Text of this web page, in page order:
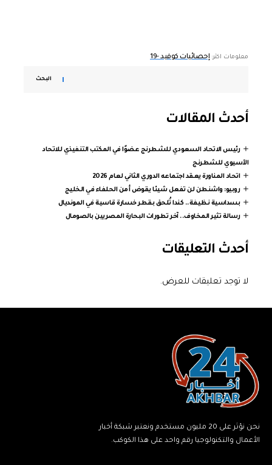
معلومات اكثر: إحصائيات كوفيد -19
البحث
أحدث المقالات
رئيس الاتحاد السعودي للشطرنج عضوًا في المكتب التنفيذي للاتحاد
الآسيوي للشطرنج
اتحاد المناورة يعقد اجتماعه الدوري الثاني لعام 2026
روبيو: واشنطن لن تفعل شيئا يقوض أمن الحلفاء في الخليج
بسداسية نظيفة.. كندا تُلحق بقطر خسارة قاسية في المونديال
رسالة تثير المخاوف.. آخر تطورات البحارة المصريين بالصومال
أحدث التعليقات
لا توجد تعليقات للعرض.
نحن نؤثر على 20 مليون مستخدم ونعتبر شبكة أخبار
الأعمال والتكنولوجيا رقم واحد على هذا الكوكب.